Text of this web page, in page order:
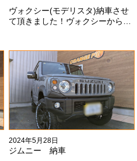
ヴォクシー(モデリスタ)納車させ
て頂きました！ヴォクシーからヴ
利用頂きありがとうございます
#x1f60a;
2024年5月28日
ジムニー 納車